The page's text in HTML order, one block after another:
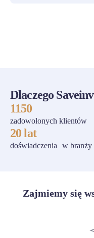
Dlaczego
1150
zadowolonych klientów
20 lat
doświadczenia w branży
Zajmiemy się